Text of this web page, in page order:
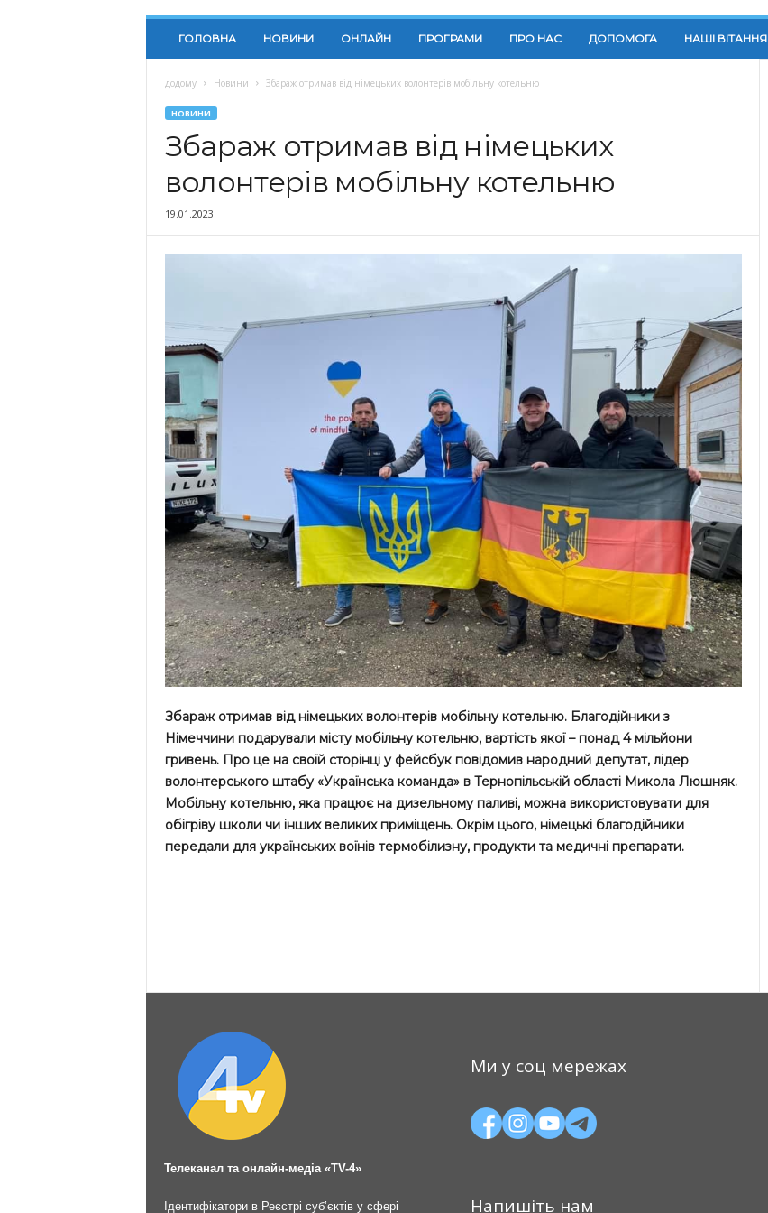
ГОЛОВНА НОВИНИ ОНЛАЙН ПРОГРАМИ ПРО НАС ДОПОМОГА НАШІ ВІТАННЯ
додому Новини Збараж отримав від німецьких волонтерів мобільну котельню
НОВИНИ
Збараж отримав від німецьких
волонтерів мобільну котельню
19.01.2023
Збараж отримав від німецьких волонтерів мобільну котельню. Благодійники з
Німеччини подарували місту мобільну котельню, вартість якої – понад 4 мільйони
гривень. Про це на своїй сторінці у фейсбук повідомив народний депутат, лідер
волонтерського штабу «Українська команда» в Тернопільській області Микола Люшняк.
Мобільну котельню, яка працює на дизельному паливі, можна використовувати для
обігріву школи чи інших великих приміщень. Окрім цього, німецькі благодійники
передали для українських воїнів термобілизну, продукти та медичні препарати.
Телеканал та онлайн-медіа «TV-4»
Ідентифікатори в Реєстрі суб’єктів у сфері
Ми у соц мережах
Напишіть нам